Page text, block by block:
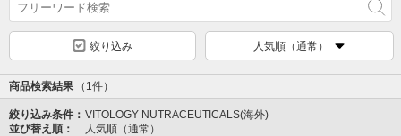
絞り込み 人気順（通常）
商品検索結果 （1件）
絞り込み条件： VITOLOGY NUTRACEUTICALS(海外)
並び替え順：
人気順（通常）